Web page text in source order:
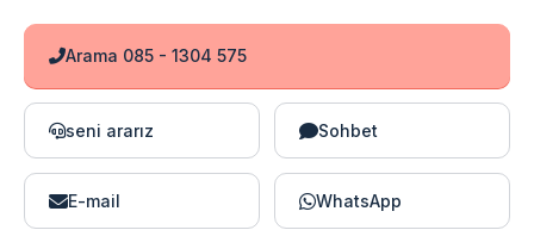
Arama 085 - 1304 575
seni ararız Sohbet
E-mail WhatsApp